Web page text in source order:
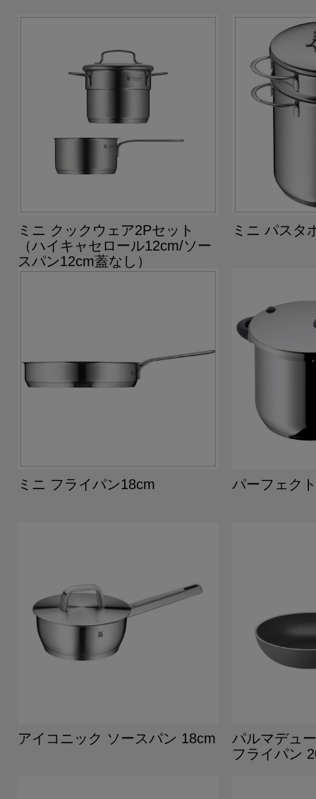
ミニ クックウェア2Pセット
（ハイキャセロール12cm/ソー
スパン12cm蓋なし）
ミニ パスタ
ミニ フライパン18cm パーフェク
アイコニック ソースパン 18cm
パルマデュ
フライパン